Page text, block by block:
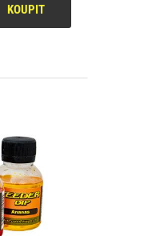
KOUPIT